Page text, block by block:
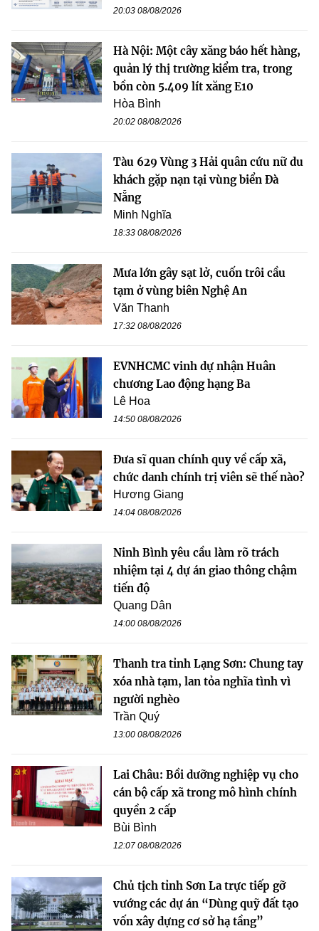
20:03 08/08/2026
Hà Nội: Một cây xăng báo hết hàng,
quản lý thị trường kiểm tra, trong
bồn còn 5.409 lít xăng E10
Hòa Bình
20:02 08/08/2026
Tàu 629 Vùng 3 Hải quân cứu nữ du
khách gặp nạn tại vùng biển Đà
Nẵng
Minh Nghĩa
18:33 08/08/2026
Mưa lớn gây sạt lở, cuốn trôi cầu
tạm ở vùng biên Nghệ An
Văn Thanh
17:32 08/08/2026
EVNHCMC vinh dự nhận Huân
chương Lao động hạng Ba
Lê Hoa
14:50 08/08/2026
Đưa sĩ quan chính quy về cấp xã,
chức danh chính trị viên sẽ thế nào?
Hương Giang
14:04 08/08/2026
Ninh Bình yêu cầu làm rõ trách
nhiệm tại 4 dự án giao thông chậm
tiến độ
Quang Dân
14:00 08/08/2026
Thanh tra tỉnh Lạng Sơn: Chung tay
xóa nhà tạm, lan tỏa nghĩa tình vì
người nghèo
Trần Quý
13:00 08/08/2026
Lai Châu: Bồi dưỡng nghiệp vụ cho
cán bộ cấp xã trong mô hình chính
quyền 2 cấp
Bùi Bình
12:07 08/08/2026
Chủ tịch tỉnh Sơn La trực tiếp gỡ
vướng các dự án “Dùng quỹ đất tạo
vốn xây dựng cơ sở hạ tầng”